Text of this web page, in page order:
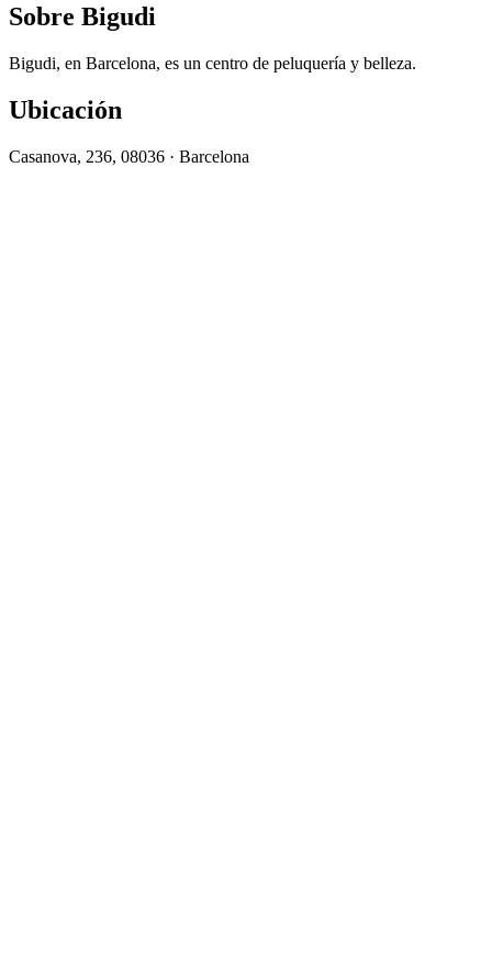
Sobre Bigudi
Bigudi, en Barcelona, es un centro de peluquería y belleza.
Ubicación
Casanova, 236, 08036 · Barcelona